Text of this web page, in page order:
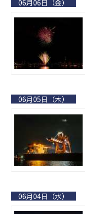
06月06日（金）
06月05日（木）
06月04日（水）